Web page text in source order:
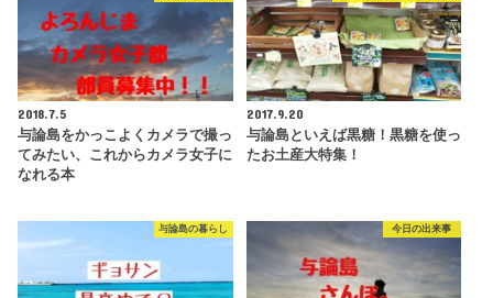
2018.7.5
与論島をかっこよくカメラで撮っ
てみたい、これからカメラ女子に
なれる本
2017.9.20
与論島といえば黒糖！黒糖を使っ
たお土産大特集！
与論島の暮らし 今日の出来事